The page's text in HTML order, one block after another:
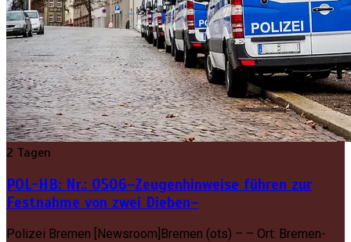
2 Tagen
POL-HB: Nr.: 0506–Zeugenhinweise führen zur
Festnahme von zwei Dieben–
Polizei Bremen [Newsroom]Bremen (ots) – – Ort: Bremen-